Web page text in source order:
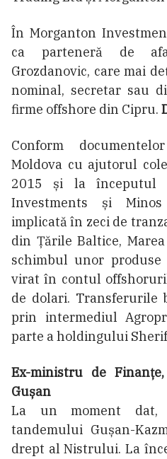
În Morganton
ca parteneră de
Grozdanovic, care mai
nominal, secretar sau
firme offshore din Cipru.
Conform
Moldova cu ajutorul
2015 și la începutul
Investments și
implicată în zeci de
din Țările Baltice,
schimbul unor
virat în contul
de dolari. Transferurile
prin intermediul
parte a holdingului
Ex-ministru de
Gușan
La un moment dat,
tandemului Gușan-
drept al Nistrului. La